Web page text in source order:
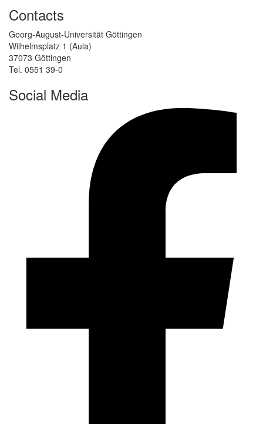
Contacts
Georg-August-Universität Göttingen
Wilhelmsplatz 1 (Aula)
37073 Göttingen
Tel. 0551 39-0
Social Media